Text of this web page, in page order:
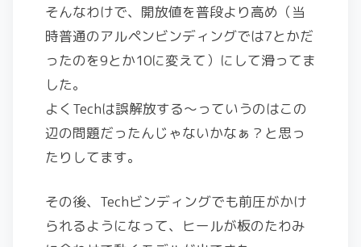
そんなわけで、開放値を普段より高め（当
時普通のアルペンビンディングでは7とかだ
ったのを9とか10に変えて）にして滑ってま
した。
よくTechは誤解放する～っていうのはこの
辺の問題だったんじゃないかなぁ？と思っ
たりしてます。
その後、Techビンディングでも前圧がかけ
られるようになって、ヒールが板のたわみ